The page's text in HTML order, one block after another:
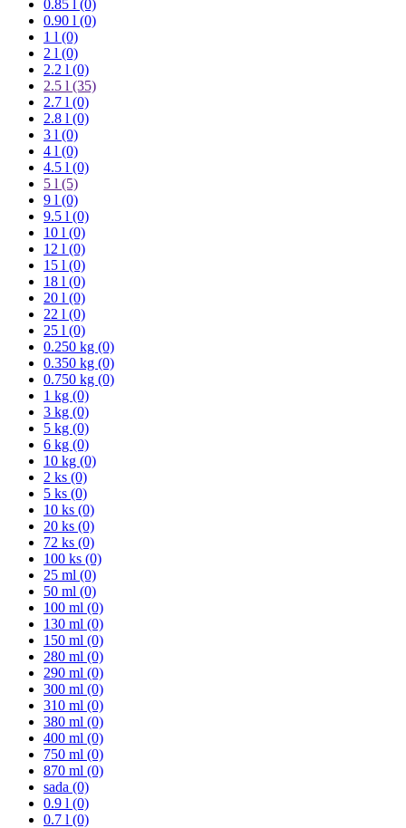
0.85 l (0)
0.90 l (0)
1 l (0)
2 l (0)
2.2 l (0)
2.5 l (35)
2.7 l (0)
2.8 l (0)
3 l (0)
4 l (0)
4.5 l (0)
5 l (5)
9 l (0)
9.5 l (0)
10 l (0)
12 l (0)
15 l (0)
18 l (0)
20 l (0)
22 l (0)
25 l (0)
0.250 kg (0)
0.350 kg (0)
0.750 kg (0)
1 kg (0)
3 kg (0)
5 kg (0)
6 kg (0)
10 kg (0)
2 ks (0)
5 ks (0)
10 ks (0)
20 ks (0)
72 ks (0)
100 ks (0)
25 ml (0)
50 ml (0)
100 ml (0)
130 ml (0)
150 ml (0)
280 ml (0)
290 ml (0)
300 ml (0)
310 ml (0)
380 ml (0)
400 ml (0)
750 ml (0)
870 ml (0)
sada (0)
0.9 l (0)
0.7 l (0)